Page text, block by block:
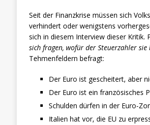
Seit der Finanzkrise müssen sich
verhindert oder wenigstens
sich in diesem Interview dieser Kritik.
sich fragen, wofür der Steuerzahler sie
Tehmenfeldern befragt:
Der Euro ist gescheitert, aber
Der Euro ist ein französisches
Schulden dürfen in der Euro-
Italien hat vor, die EU zu